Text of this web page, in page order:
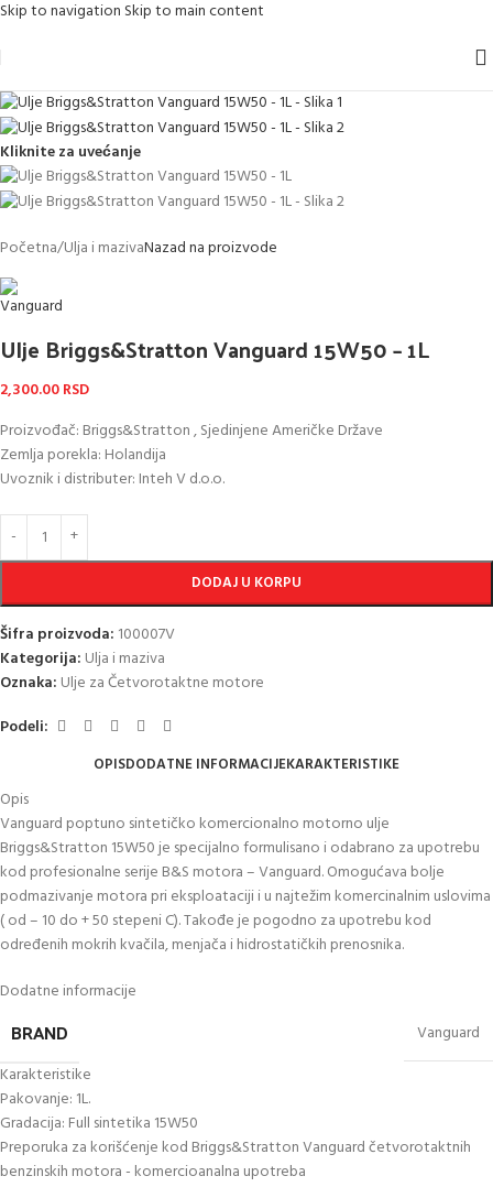
Skip to navigation Skip to main content
Kliknite za uvećanje
Početna/Ulja i mazivaNazad na proizvode
Ulje Briggs&Stratton Vanguard 15W50 – 1L
2,300.00RSD
Proizvođač: Briggs&Stratton , Sjedinjene Američke Države
Zemlja porekla: Holandija
Uvoznik i distributer: Inteh V d.o.o.
DODAJ U KORPU
Šifra proizvoda: 100007V
Kategorija: Ulja i maziva
Oznaka: Ulje za Četvorotaktne motore
Podeli:
OPISDODATNE INFORMACIJEKARAKTERISTIKE
Opis
Vanguard poptuno sintetičko komercionalno motorno ulje
Briggs&Stratton 15W50 je specijalno formulisano i odabrano za upotrebu
kod profesionalne serije B&S motora – Vanguard. Omogućava bolje
podmazivanje motora pri eksploataciji i u najtežim komercinalnim uslovima
( od – 10 do + 50 stepeni C). Takođe je pogodno za upotrebu kod
određenih mokrih kvačila, menjača i hidrostatičkih prenosnika.
Dodatne informacije
BRAND
Vanguard
Karakteristike
Pakovanje: 1L.
Gradacija: Full sintetika 15W50
Preporuka za korišćenje kod Briggs&Stratton Vanguard četvorotaktnih
benzinskih motora - komercioanalna upotreba